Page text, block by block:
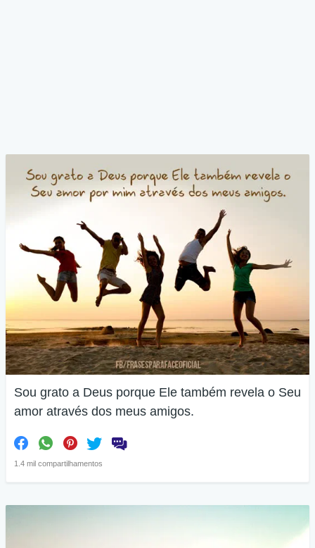
Sou grato a Deus porque Ele também revela o Seu
amor através dos meus amigos.
1.4 mil compartilhamentos